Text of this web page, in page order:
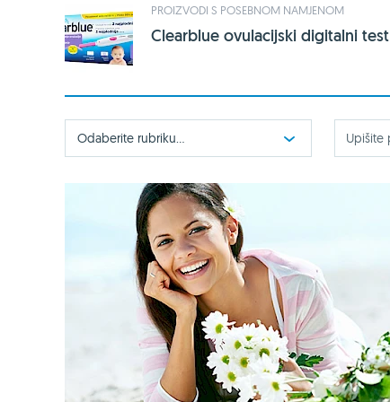
PROIZVODI S POSEBNOM NAMJENOM
Clearblue ovulacijski digitalni test
Odaberite rubriku...